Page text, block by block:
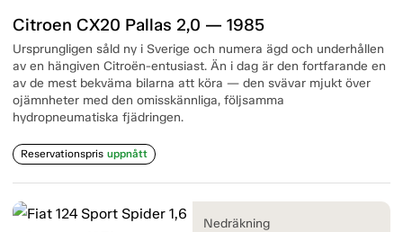
Citroen CX20 Pallas 2,0 — 1985
Ursprungligen såld ny i Sverige och numera ägd och underhållen
av en hängiven Citroën-entusiast. Än i dag är den fortfarande en
av de mest bekväma bilarna att köra — den svävar mjukt över
ojämnheter med den omisskännliga, följsamma
hydropneumatiska fjädringen.
Reservationspris uppnått
Nedräkning